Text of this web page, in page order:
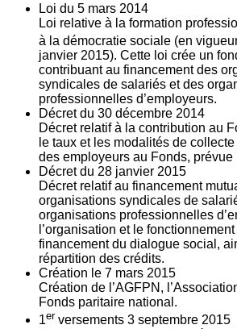
Loi du 5 mars 2014
Loi relative à la formation
à la démocratie sociale (en
janvier 2015). Cette loi crée un
contribuant au financement des
syndicales de salariés et des
professionnelles d’employeurs.
Décret du 30 décembre 2014
Décret relatif à la contribution au
le taux et les modalités de
des employeurs au Fonds, prévue
Décret du 28 janvier 2015
Décret relatif au financement
organisations syndicales de
organisations professionnelles
l’organisation et le
financement du dialogue social,
répartition des crédits.
Création le 7 mars 2015
Création de l’AGFPN,
Fonds paritaire national.
1er versements 3 septembre 2015